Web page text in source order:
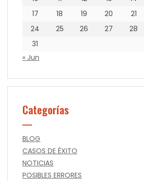
17
18 19 20 21
24
25 26 27 28
31
« Jun
Categorías
BLOG
CASOS DE ÉXITO
NOTICIAS
POSIBLES ERRORES